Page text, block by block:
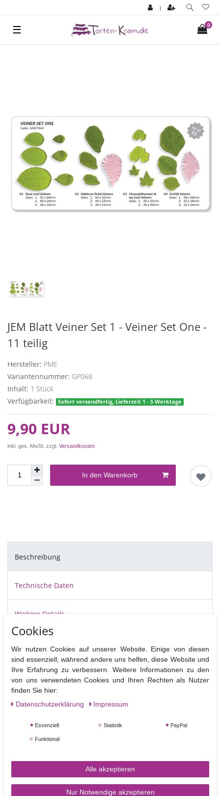
|
0
☰
JEM Blatt Veiner Set 1 - Veiner Set One -
11 teilig
Hersteller: PME
Variantennummer: GP068
Inhalt: 1 Stück
Verfügbarkeit:
Sofort versandfertig, Lieferzeit 1 - 5 Werktage
9,90 EUR
inkl. ges. MwSt. zzgl. Versandkosten
In den Warenkorb
Beschreibung
Technische Daten
Weitere Details
Ergänzung zum Blattausstecher Set, weil Sie damit Ihre Blätter noch
realistischer gestalten können.
Es eignet sich deshalb auch ideal für Anfänger und Blumenliebhaber
Größe: ca. 6,5 x 4,6 cm bis 2,6 x 2,6 cm
Cookies
Wir nutzen Cookies auf unserer Website. Einige von diesen
sind essenziell, während andere uns helfen, diese Website und
Ihre Erfahrung zu verbessern. Weitere Informationen zu den
von uns verwendeten Cookies und Ihren Rechten als Nutzer
finden Sie hier:
Daten­schutz­erklärung
Impressum
Essenziell Statistik PayPal
Funktional
Alle akzeptieren
Nur Notwendige akzeptieren